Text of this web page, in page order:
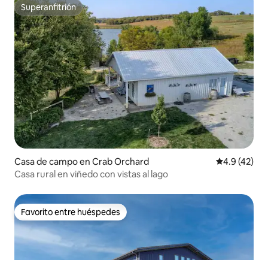
Superanfitrión
Superanfitrión
Casa de campo en Crab Orchard Calificación
4.9 (42)
Casa rural en viñedo con vistas al lago
Favorito entre huéspedes
Favorito entre huéspedes